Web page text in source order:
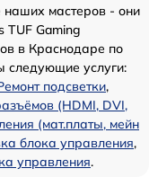
мастеров - они
TUF Gaming
в Краснодаре по
следующие услуги:
подсветки,
(HDMI, DVI,
(мат.платы, мейн
блока управления,
управления.